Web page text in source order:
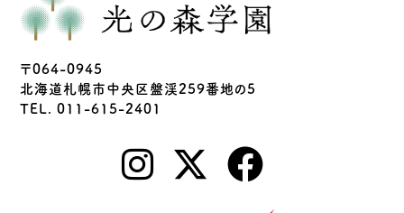
〒064-0945
北海道札幌市中央区盤渓259番地の5
TEL. 011-615-2401